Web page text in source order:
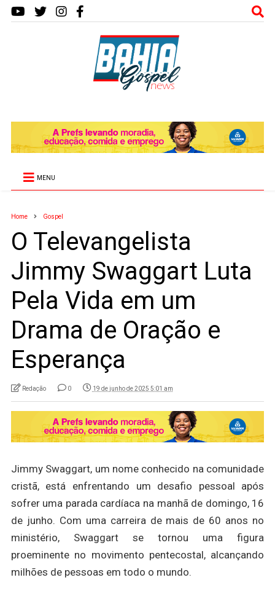
MENU
Home Gospel
O Televangelista
Jimmy Swaggart Luta
Pela Vida em um
Drama de Oração e
Esperança
Redação 0 19 de junho de 2025 5:01 am
Jimmy Swaggart, um nome conhecido na comunidade
cristã, está enfrentando um desafio pessoal após
sofrer uma parada cardíaca na manhã de domingo, 16
de junho. Com uma carreira de mais de 60 anos no
ministério, Swaggart se tornou uma figura
proeminente no movimento pentecostal, alcançando
milhões de pessoas em todo o mundo.